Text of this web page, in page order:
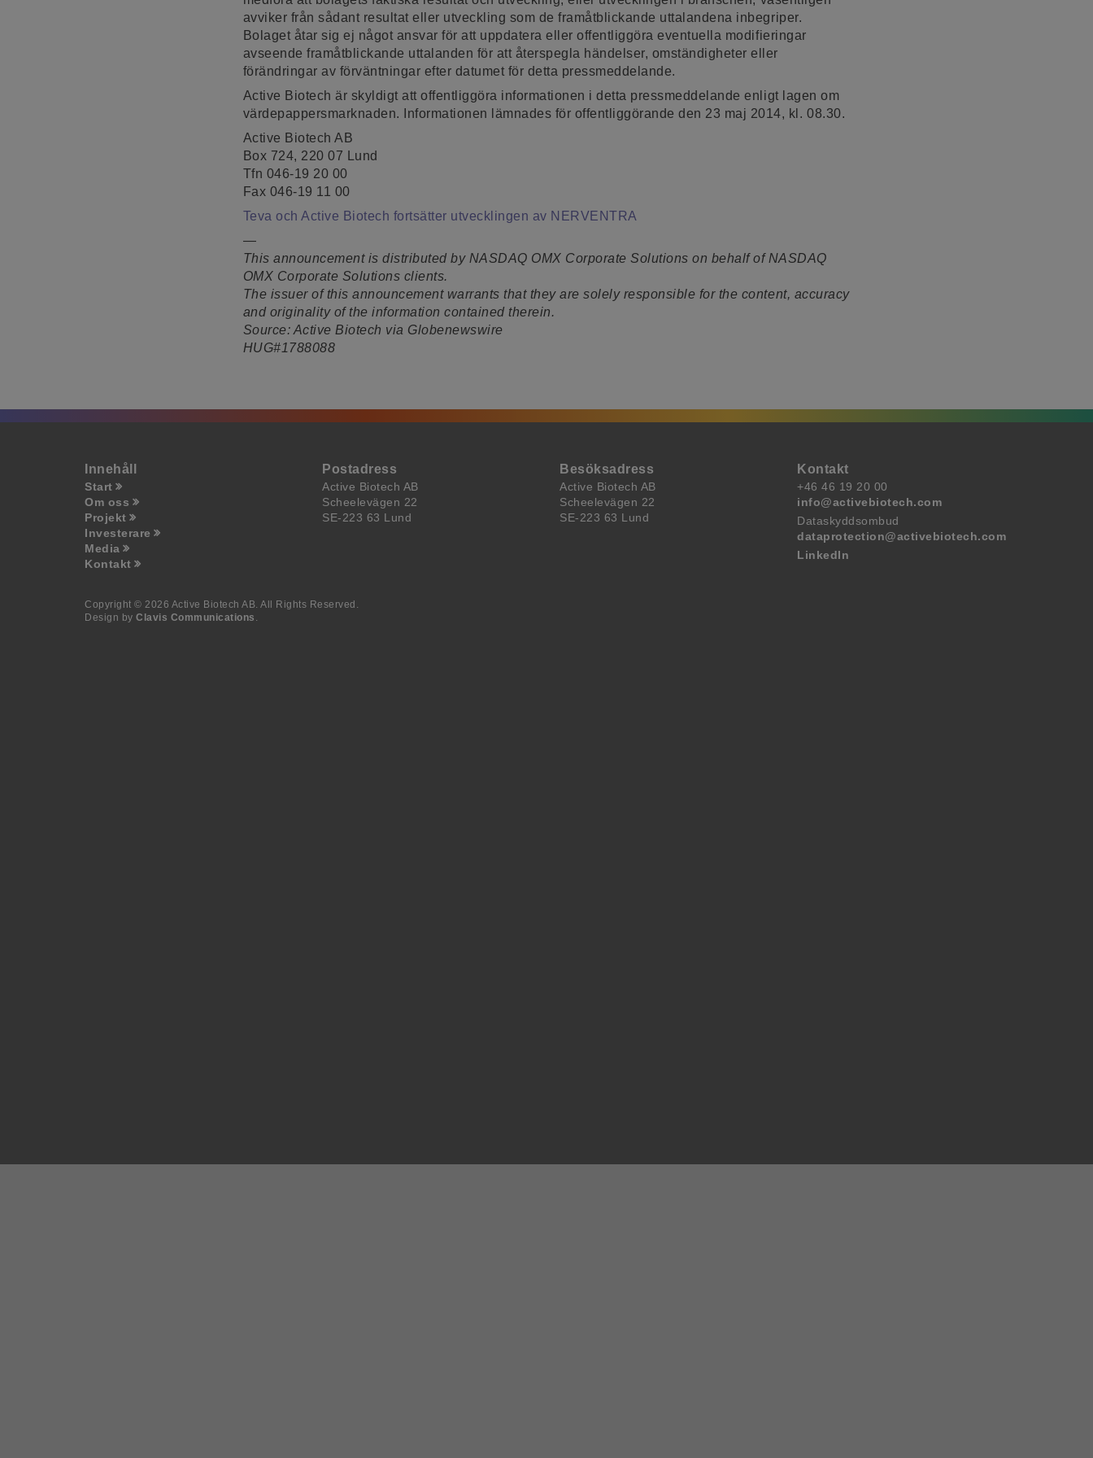
avviker från sådant resultat eller utveckling som de framåtblickande uttalandena inbegriper.
Bolaget åtar sig ej något ansvar för att uppdatera eller offentliggöra eventuella modifieringar
avseende framåtblickande uttalanden för att återspegla händelser, omständigheter eller
förändringar av förväntningar efter datumet för detta pressmeddelande.
Active Biotech är skyldigt att offentliggöra informationen i detta pressmeddelande enligt lagen om
värdepappersmarknaden. Informationen lämnades för offentliggörande den 23 maj 2014, kl. 08.30.
Active Biotech AB
Box 724, 220 07 Lund
Tfn 046-19 20 00
Fax 046-19 11 00
Teva och Active Biotech fortsätter utvecklingen av NERVENTRA
—
This announcement is distributed by NASDAQ OMX Corporate Solutions on behalf of NASDAQ
OMX Corporate Solutions clients.
The issuer of this announcement warrants that they are solely responsible for the content, accuracy
and originality of the information contained therein.
Source: Active Biotech via Globenewswire
HUG#1788088
Innehåll
Start
Om oss
Projekt
Investerare
Media
Kontakt
Postadress
Active Biotech AB
Scheelevägen 22
SE-223 63 Lund
Besöksadress
Active Biotech AB
Scheelevägen 22
SE-223 63 Lund
Kontakt
+46 46 19 20 00
info@activebiotech.com
Dataskyddsombud
dataprotection@activebiotech.com
LinkedIn
Copyright © 2026 Active Biotech AB. All Rights Reserved.
Design byClavis Communications .